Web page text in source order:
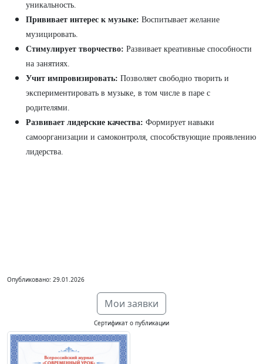
уникальность.
Прививает интерес к музыке: Воспитывает желание
музицировать.
Стимулирует творчество: Развивает креативные способности
на занятиях.
Учит импровизировать: Позволяет свободно творить и
экспериментировать в музыке, в том числе в паре с
родителями.
Развивает лидерские качества: Формирует навыки
самоорганизации и самоконтроля, способствующие проявлению
лидерства.
Опубликовано: 29.01.2026
Мои заявки
Сертификат о публикации